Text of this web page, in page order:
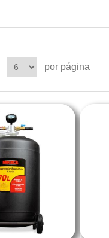
por página